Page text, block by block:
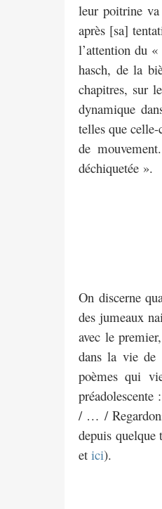
leur poitrine va
après [sa]
l’attention du
hasch, de la
chapitres, sur
dynamique
telles que
de
déchiquetée ».
On discerne
des jumeaux
avec le
dans la vie de
poèmes qui
/ … /
depuis quelque
et ici).